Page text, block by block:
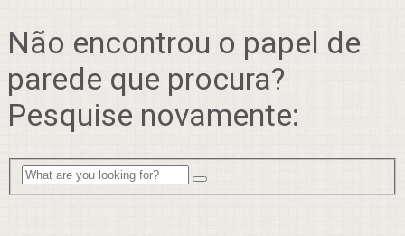
Não encontrou o papel de
parede que procura?
Pesquise novamente: